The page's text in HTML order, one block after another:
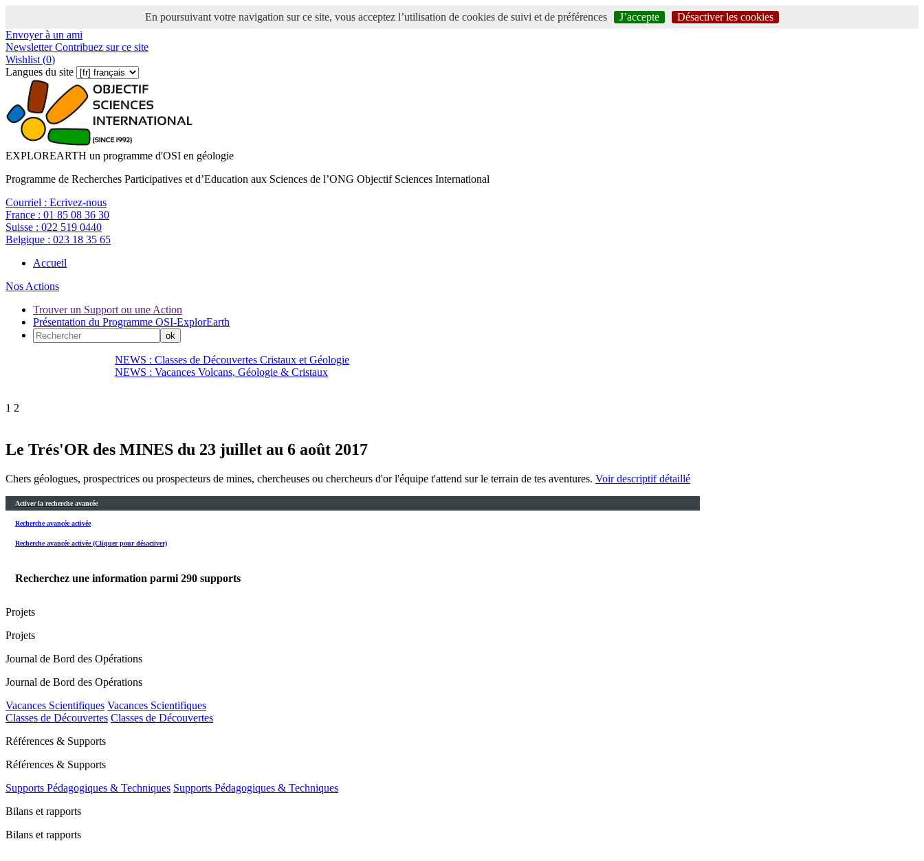
En poursuivant votre navigation sur ce site, vous acceptez l’utilisation de cookies de suivi et de préférences J’accepte
Désactiver les cookies
Envoyer à un ami
NewsletterContribuez sur ce site
Wishlist (0)
Langues du site
EXPLOREARTH un programme d'OSI en géologie
Programme de Recherches Participatives et d’Education aux Sciences de l’ONG Objectif Sciences International
Courriel : Ecrivez-nous
France : 01 85 08 36 30
Suisse : 022 519 0440
Belgique : 023 18 35 65
Accueil
Nos Actions
Trouver un Support ou une Action
Présentation du Programme OSI-ExplorEarth
NEWS : Classes de Découvertes Cristaux et Géologie
NEWS : Vacances Volcans, Géologie & Cristaux
1 2
Le Trés'OR des MINES du 23 juillet au 6 août 2017
Chers géologues, prospectrices ou prospecteurs de mines, chercheuses ou chercheurs d'or l'équipe t'attend sur le terrain de tes aventures. Voir descriptif détaillé
Activer la recherche avancée
Recherche avancée activée
Recherche avancée activée (Cliquer pour désactiver)
Recherchez une information parmi 290 supports
Projets
Projets
Journal de Bord des Opérations
Journal de Bord des Opérations
Vacances Scientifiques Vacances Scientifiques
Classes de Découvertes Classes de Découvertes
Références & Supports
Références & Supports
Supports Pédagogiques & Techniques Supports Pédagogiques & Techniques
Bilans et rapports
Bilans et rapports